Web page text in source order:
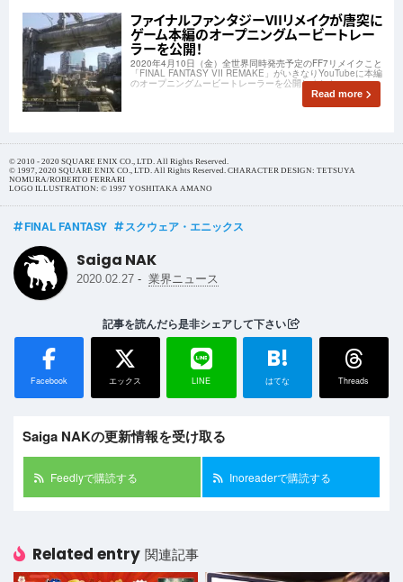
ファイナルファンタジーVIIリメイクが唐突に
ゲーム本編のオープニングムービートレー
ラーを公開！
2020年4月10日（金）全世界同時発売予定のFF7リメイクこと
「FINAL FANTASY VII REMAKE」がいきなりYouTubeに本編
のオープニングムービートレーラーを公開しました。
Read more
© 2010 - 2020 SQUARE ENIX CO., LTD. All Rights Reserved.
© 1997, 2020 SQUARE ENIX CO., LTD. All Rights Reserved. CHARACTER DESIGN: TETSUYA
NOMURA/ROBERTO FERRARI
LOGO ILLUSTRATION: © 1997 YOSHITAKA AMANO
FINAL FANTASY スクウェア・エニックス
Saiga NAK
2020.02.27 - 業界ニュース
記事を読んだら是非シェアして下さい
Facebook エックス LINE
B!
はてな Threads
Saiga NAKの更新情報を受け取る
Feedlyで購読する Inoreaderで購読する
Related entry 関連記事